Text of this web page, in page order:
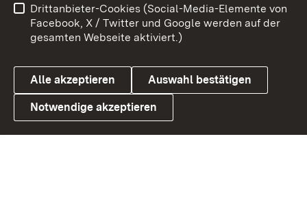
Link zum Landesportal
Benutzungshinweise
Barrierefreiheit
Datenschutz
Cookies
Drittanbieter-Cookies (Social-Media-Elemente von
Facebook, X / Twitter und Google werden auf der
gesamten Webseite aktiviert.)
Alle akzeptieren Auswahl bestätigen
Notwendige akzeptieren